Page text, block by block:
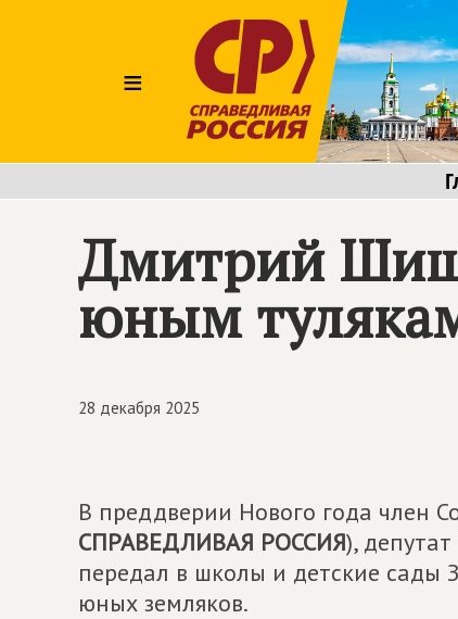
≡
Дмитрий
юным
28 декабря 2025
В преддверии Нового года член
СПРАВЕДЛИВАЯ РОССИЯ),
передал в школы и детские сады
юных земляков.